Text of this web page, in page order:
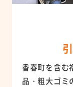
香春町を含む
品・粗大ゴミ